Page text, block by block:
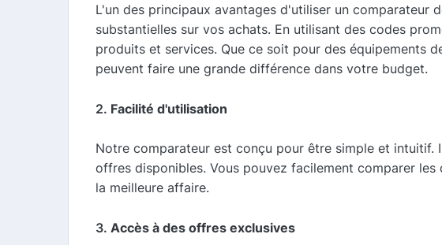
L'un des principaux avantages d'utiliser un comparateur
substantielles sur vos achats. En utilisant des codes
produits et services. Que ce soit pour des équipements
peuvent faire une grande différence dans votre budget.
2. Facilité d'utilisation
Notre comparateur est conçu pour être simple et
offres disponibles. Vous pouvez facilement comparer
la meilleure affaire.
3. Accès à des offres exclusives